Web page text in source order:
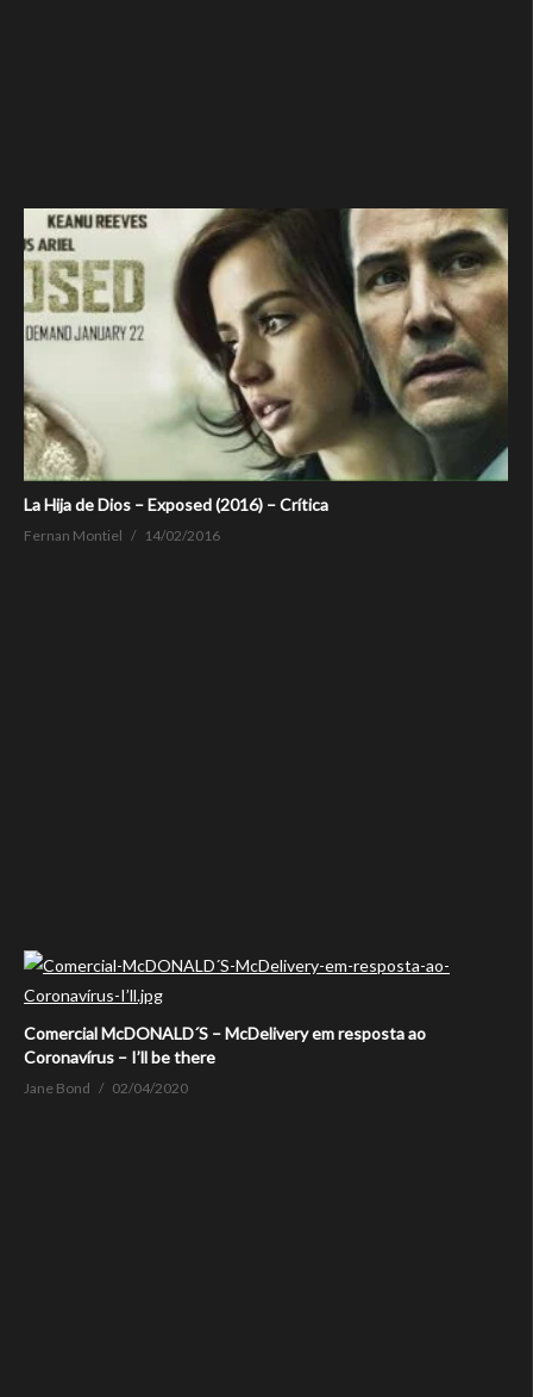
La Hija de Dios – Exposed (2016) – Crítica
Fernan Montiel 14/02/2016
Comercial McDONALD´S – McDelivery em resposta ao
Coronavírus – I’ll be there
Jane Bond 02/04/2020